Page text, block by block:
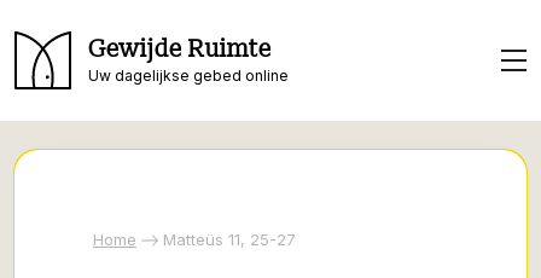
Gewijde Ruimte
Uw dagelijkse gebed online
Home Matteüs 11, 25-27